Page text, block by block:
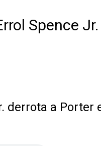
Spence
derrota a Porter